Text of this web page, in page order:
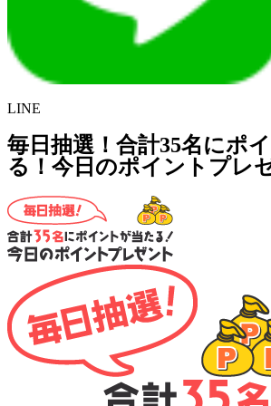
LINE
毎日抽選！合計35名にポ
る！今日のポイントプレ